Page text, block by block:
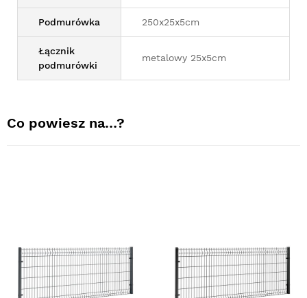
Podmurówka 250x25x5cm
Łącznik
podmurówki
metalowy 25x5cm
Co powiesz na…?